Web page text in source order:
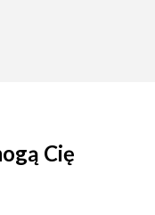
Cię